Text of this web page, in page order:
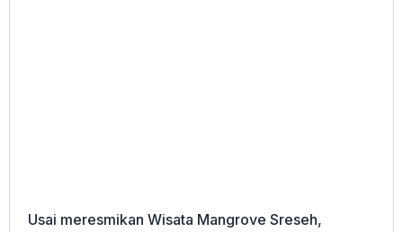
Usai meresmikan Wisata Mangrove Sreseh,